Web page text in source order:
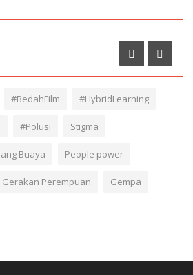
#BedahFilm #HybridLearning
#Polusi Stigma
Buaya People power
Gerakan Perempuan Gempa